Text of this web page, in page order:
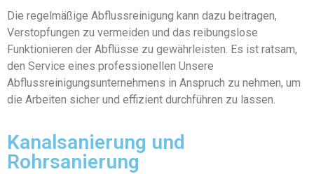
Die regelmäßige Abflussreinigung kann dazu beitragen,
Verstopfungen zu vermeiden und das reibungslose
Funktionieren der Abflüsse zu gewährleisten. Es ist ratsam,
den Service eines professionellen Unsere
Abflussreinigungsunternehmens in Anspruch zu nehmen, um
die Arbeiten sicher und effizient durchführen zu lassen.
Kanalsanierung und
Rohrsanierung